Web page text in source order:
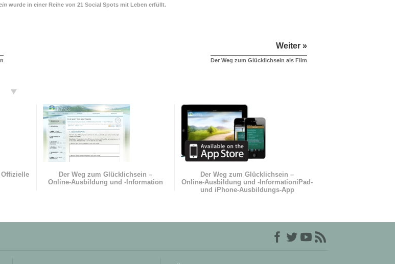
wurde in einer Reihe von 21 Social Spots mit Leben erfüllt.
Weiter »
Der Weg zum Glücklichsein als Film
Offizielle
Der Weg zum Glücklichsein –
Online-Ausbildung und -Information
Der Weg zum Glücklichsein –
Online-Ausbildung und-InformationiPad-
und iPhone-Ausbildungs-App